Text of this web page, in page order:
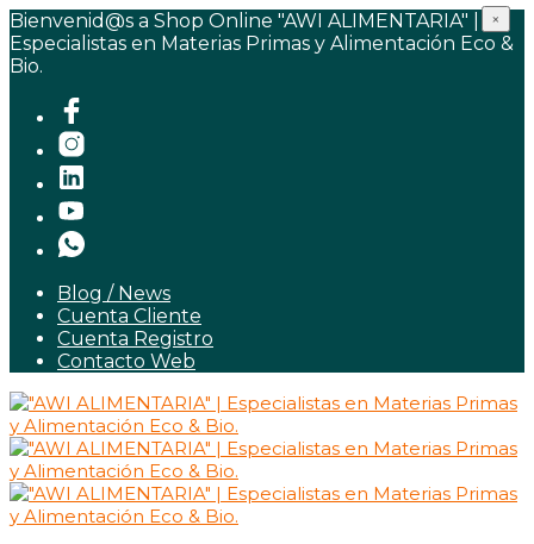
Bienvenid@s a Shop Online "AWI ALIMENTARIA" |
Especialistas en Materias Primas y Alimentación Eco &
Bio.
Blog / News
Cuenta Cliente
Cuenta Registro
Contacto Web
×